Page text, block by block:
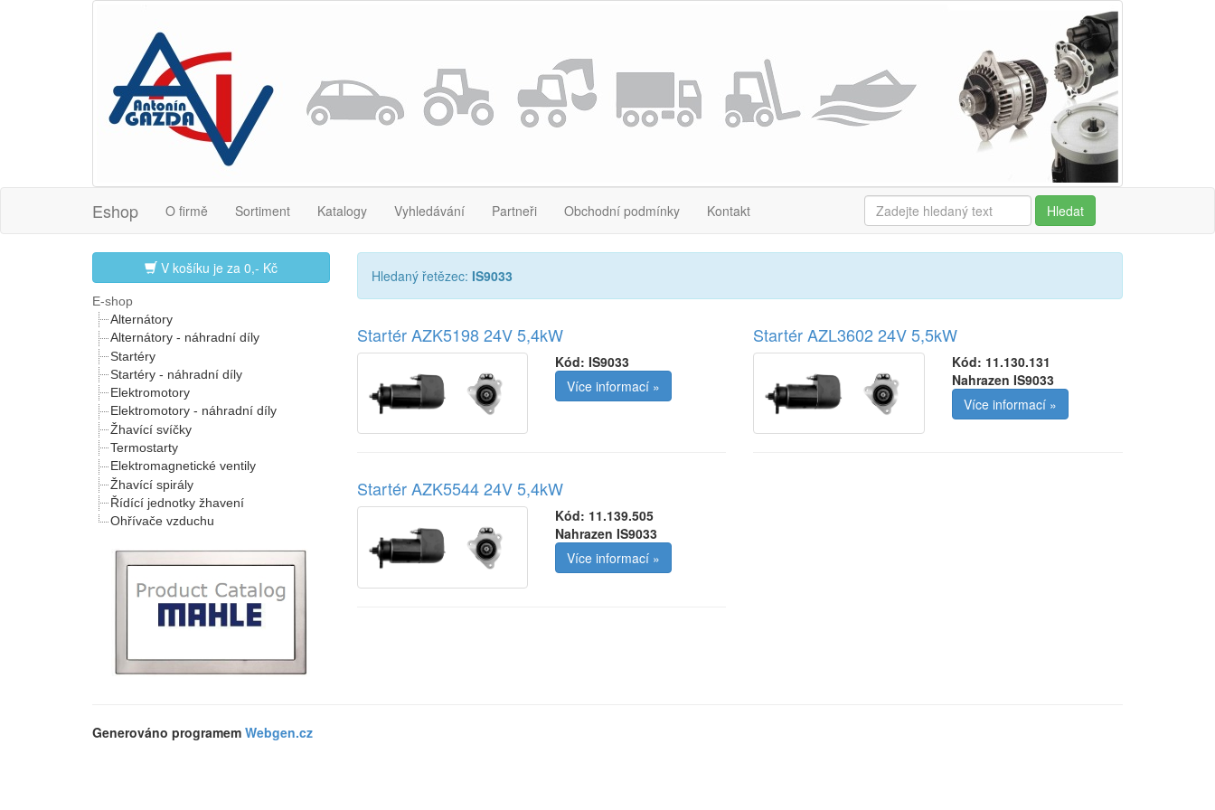
Eshop O firmě Sortiment Katalogy Vyhledávání Partneři Obchodní podmínky Kontakt Hledat
V košíku je za 0,- Kč
E-shop
Alternátory
Alternátory - náhradní díly
Startéry
Startéry - náhradní díly
Elektromotory
Elektromotory - náhradní díly
Žhavící svíčky
Termostarty
Elektromagnetické ventily
Žhavící spirály
Řídící jednotky žhavení
Ohřívače vzduchu
Hledaný řetězec: IS9033
Startér AZK5198 24V 5,4kW
Kód: IS9033
Více informací »
Startér AZK5544 24V 5,4kW
Kód: 11.139.505
Nahrazen IS9033
Více informací »
Startér AZL3602 24V 5,5kW
Kód: 11.130.131
Nahrazen IS9033
Více informací »
Generováno programem Webgen.cz